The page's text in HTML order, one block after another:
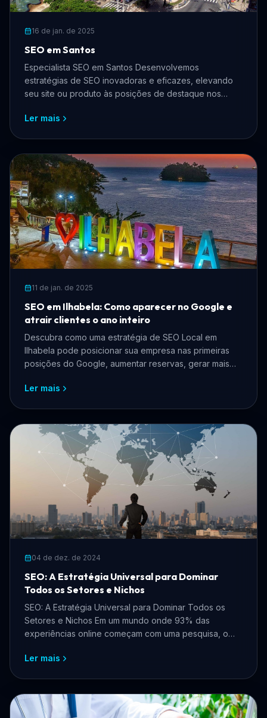
16 de jan. de 2025
SEO em Santos
Especialista SEO em Santos Desenvolvemos
estratégias de SEO inovadoras e eficazes, elevando
seu site ou produto às posições de destaque nos
Ler mais
11 de jan. de 2025
SEO em Ilhabela: Como aparecer no Google e
atrair clientes o ano inteiro
Descubra como uma estratégia de SEO Local em
Ilhabela pode posicionar sua empresa nas primeiras
posições do Google, aumentar reservas, gerar mais
Ler mais
04 de dez. de 2024
SEO: A Estratégia Universal para Dominar
Todos os Setores e Nichos
SEO: A Estratégia Universal para Dominar Todos os
Setores e Nichos Em um mundo onde 93% das
experiências online começam com uma pesquisa, o
Ler mais